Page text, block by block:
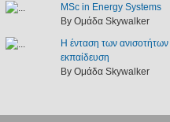
MSc in Energy Systems
By Ομάδα Skywalker
Η ένταση των
εκπαίδευση
By Ομάδα Skywalker